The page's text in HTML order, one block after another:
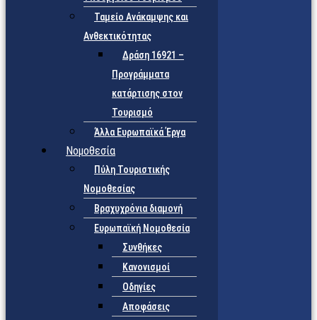
Ταμείο Ανάκαμψης και
Ανθεκτικότητας
Δράση 16921 –
Προγράμματα
κατάρτισης στον
Τουρισμό
Άλλα Ευρωπαϊκά Έργα
Νομοθεσία
Πύλη Τουριστικής
Νομοθεσίας
Βραχυχρόνια διαμονή
Ευρωπαϊκή Νομοθεσία
Συνθήκες
Κανονισμοί
Οδηγίες
Αποφάσεις